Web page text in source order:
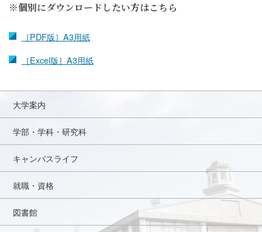
※個別にダウンロードしたい方はこちら
［PDF版］A3用紙
［Excel版］A3用紙
大学案内
学部・学科・研究科
キャンパスライフ
就職・資格
図書館